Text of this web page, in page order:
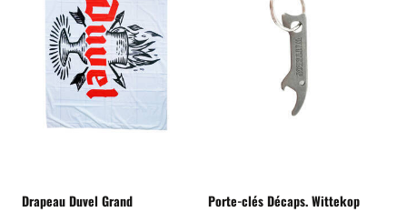
Drapeau Duvel Grand Porte-clés Décaps. Wittekop